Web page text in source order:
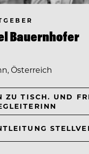
Bauernhofer
Österreich
ZU TISCH. UND